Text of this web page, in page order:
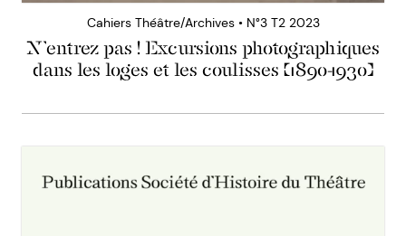
Cahiers Théâtre/Archives • N°3 T2 2023
N’entrez pas ! Excursions photographiques
dans les loges et les coulisses (1890-1930)